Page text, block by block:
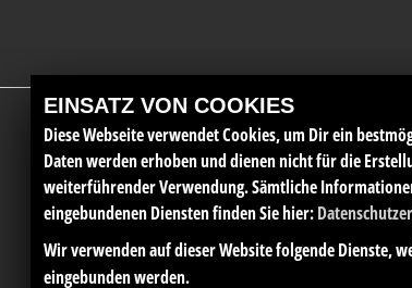
Montag:
Dienstag: 08:00 -
Mittwoch: 08:00 -
EINSATZ VON COOKIES
Diese Webseite verwendet Cookies, um Dir ein
Daten werden erhoben und dienen nicht für die
weiterführender Verwendung. Sämtliche
eingebundenen Diensten finden Sie hier:
Wir verwenden auf dieser Website folgende Dienste,
eingebunden werden.